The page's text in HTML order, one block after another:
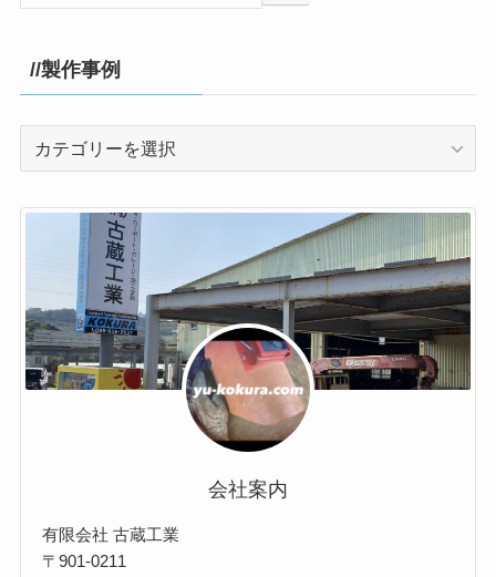
//製作事例
事
会社案内
有限会社 古蔵工業
〒901-0211